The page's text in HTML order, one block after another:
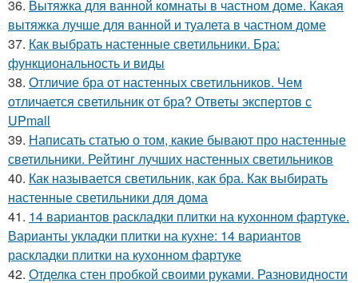
36. Вытяжка для ванной комнаты в частном доме. Какая
вытяжка лучше для ванной и туалета в частном доме
37. Как выбрать настенные светильники. Бра:
функциональность и виды
38. Отличие бра от настенных светильников. Чем
отличается светильник от бра? Ответы экспертов с
UPmall
39. Написать статью о том, какие бывают про настенные
светильники. Рейтинг лучших настенных светильников
40. Как называется светильник, как бра. Как выбирать
настенные светильники для дома
41. 14 вариантов раскладки плитки на кухонном фартуке.
Варианты укладки плитки на кухне: 14 вариантов
раскладки плитки на кухонном фартуке
42. Отделка стен пробкой своими руками. Разновидности